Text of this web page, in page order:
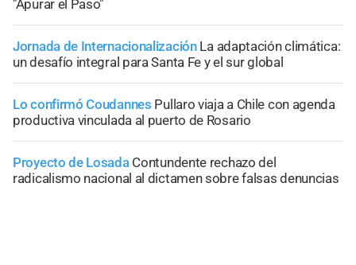
"Apurar el Paso"
Jornada de Internacionalización La adaptación climática:
un desafío integral para Santa Fe y el sur global
Lo confirmó Coudannes Pullaro viaja a Chile con agenda
productiva vinculada al puerto de Rosario
Proyecto de Losada Contundente rechazo del
radicalismo nacional al dictamen sobre falsas denuncias